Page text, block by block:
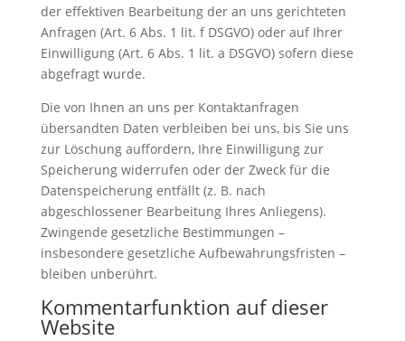
der effektiven Bearbeitung der an uns gerichteten
Anfragen (Art. 6 Abs. 1 lit. f DSGVO) oder auf Ihrer
Einwilligung (Art. 6 Abs. 1 lit. a DSGVO) sofern diese
abgefragt wurde.
Die von Ihnen an uns per Kontaktanfragen
übersandten Daten verbleiben bei uns, bis Sie uns
zur Löschung auffordern, Ihre Einwilligung zur
Speicherung widerrufen oder der Zweck für die
Datenspeicherung entfällt (z. B. nach
abgeschlossener Bearbeitung Ihres Anliegens).
Zwingende gesetzliche Bestimmungen –
insbesondere gesetzliche Aufbewahrungsfristen –
bleiben unberührt.
Kommentar­funktion auf dieser
Website